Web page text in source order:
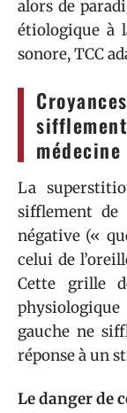
alors de
étiologique à
sonore, TCC
La
sifflement de
négative («
celui de
Cette grille
gauche ne
réponse à un
Le danger de